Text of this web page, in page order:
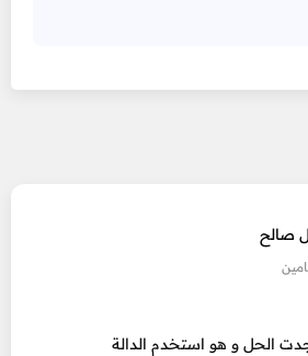
صالح
الحل و هو استخدم الدالة